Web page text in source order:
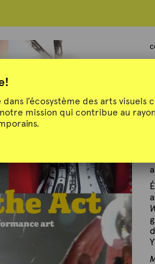
l’écosystème des arts visuels
mission qui contribue au